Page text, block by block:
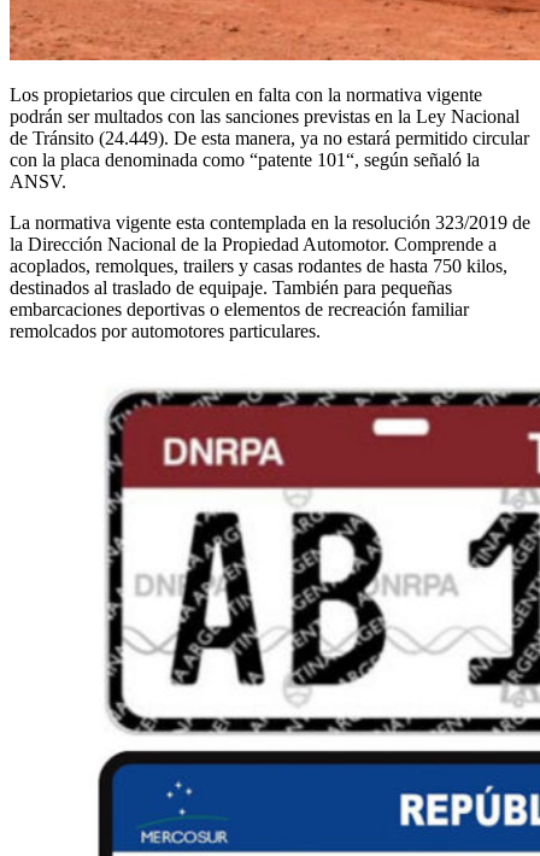
Los propietarios que circulen en falta con la normativa vigente
podrán ser multados con las sanciones previstas en la Ley Nacional
de Tránsito (24.449). De esta manera, ya no estará permitido circular
con la placa denominada como “patente 101“, según señaló la
ANSV.
La normativa vigente esta contemplada en la resolución 323/2019 de
la Dirección Nacional de la Propiedad Automotor. Comprende a
acoplados, remolques, trailers y casas rodantes de hasta 750 kilos,
destinados al traslado de equipaje. También para pequeñas
embarcaciones deportivas o elementos de recreación familiar
remolcados por automotores particulares.